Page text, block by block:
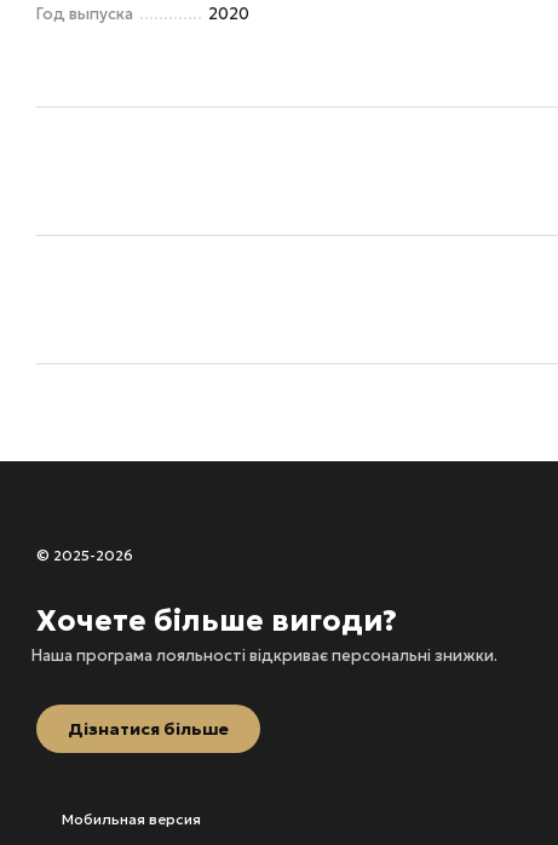
Год выпуска 2020
© 2025-2026
Хочете більше вигоди?
Наша програма лояльності відкриває персональні знижки.
Дізнатися більше
Мобильная версия